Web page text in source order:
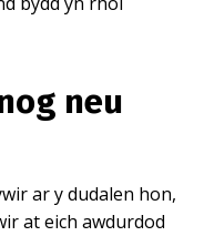
neu
ar y dudalen hon,
at eich awdurdod